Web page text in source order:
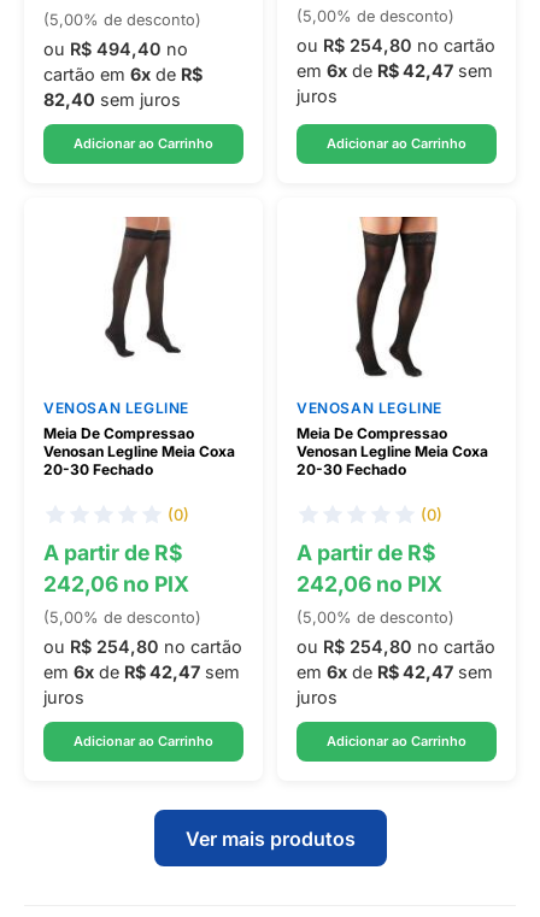
(5,00% de desconto)
ou R$ 494,40 no
cartão em 6x de R$
82,40 sem juros
Adicionar ao Carrinho
(5,00% de desconto)
ou R$ 254,80 no cartão
em 6x de R$ 42,47 sem
juros
Adicionar ao Carrinho
VENOSAN LEGLINE
Meia De Compressao
Venosan Legline Meia Coxa
20-30 Fechado
(0)
A partir de R$
242,06 no PIX
(5,00% de desconto)
ou R$ 254,80 no cartão
em 6x de R$ 42,47 sem
juros
Adicionar ao Carrinho
VENOSAN LEGLINE
Meia De Compressao
Venosan Legline Meia Coxa
20-30 Fechado
(0)
A partir de R$
242,06 no PIX
(5,00% de desconto)
ou R$ 254,80 no cartão
em 6x de R$ 42,47 sem
juros
Adicionar ao Carrinho
Ver mais produtos